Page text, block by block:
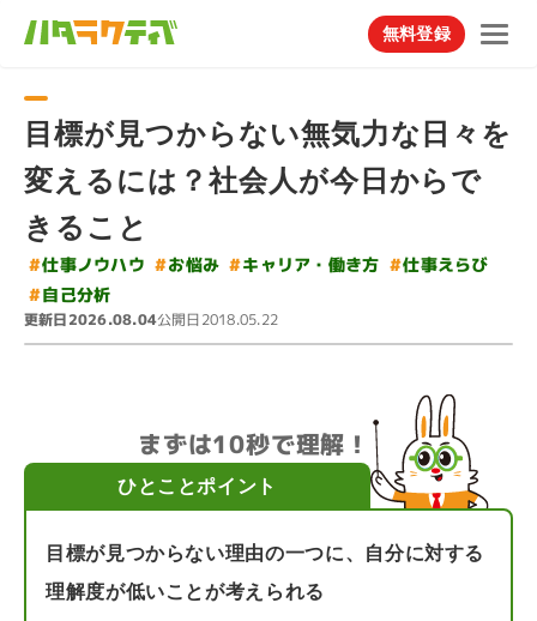
無料登録
目標が見つからない無気力な日々を
変えるには？社会人が今日からで
きること
#仕事ノウハウ #お悩み #キャリア・働き方 #仕事えらび
#自己分析
更新日2026.08.04公開日2018.05.22
まずは10秒で理解！
ひとことポイント
目標が見つからない理由の一つに、自分に対する
理解度が低いことが考えられる